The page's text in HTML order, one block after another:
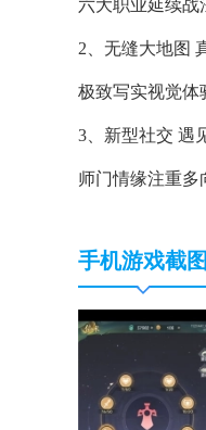
六大职业延续战
2、无缝大地图
极致写实视觉体
3、新型社交 遇
师门情缘注重多
手机游戏截图